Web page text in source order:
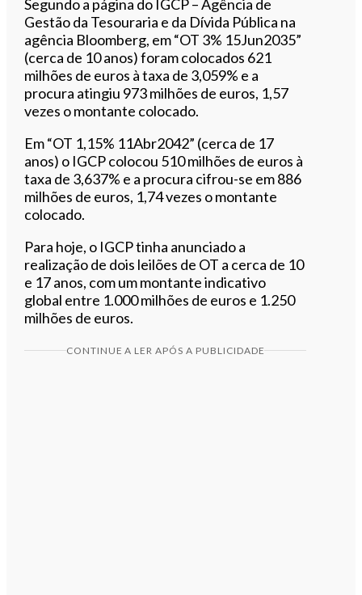
Segundo a página do IGCP – Agência de
Gestão da Tesouraria e da Dívida Pública na
agência Bloomberg, em “OT 3% 15Jun2035”
(cerca de 10 anos) foram colocados 621
milhões de euros à taxa de 3,059% e a
procura atingiu 973 milhões de euros, 1,57
vezes o montante colocado.
Em “OT 1,15% 11Abr2042” (cerca de 17
anos) o IGCP colocou 510 milhões de euros à
taxa de 3,637% e a procura cifrou-se em 886
milhões de euros, 1,74 vezes o montante
colocado.
Para hoje, o IGCP tinha anunciado a
realização de dois leilões de OT a cerca de 10
e 17 anos, com um montante indicativo
global entre 1.000 milhões de euros e 1.250
milhões de euros.
CONTINUE A LER APÓS A PUBLICIDADE